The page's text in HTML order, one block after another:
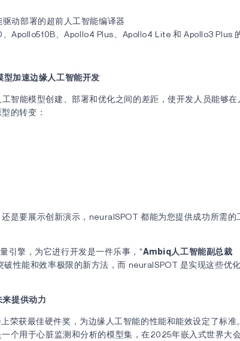
动部署的超前人工智能编译器
、Apollo510B、Apollo4 Plus、Apollo4 Lite 和 Apollo3 Plus
加速边缘人工智能开发
智能模型创建、部署和优化之间的差距，使开发人员能够在
的转变：
是要展示创新演示，neuralSPOT 都能为您提供成功所需的
引擎，为它进行开发是一件乐事，"Ambiq人工智能副总裁
破性能和效率极限的新方法，而 neuralSPOT 是实现这些优
提供动力
荣获最佳硬件奖，为边缘人工智能的性能和能效设定了标准。
一个用于心脏监测和分析的模型集，在2025年嵌入式世界大